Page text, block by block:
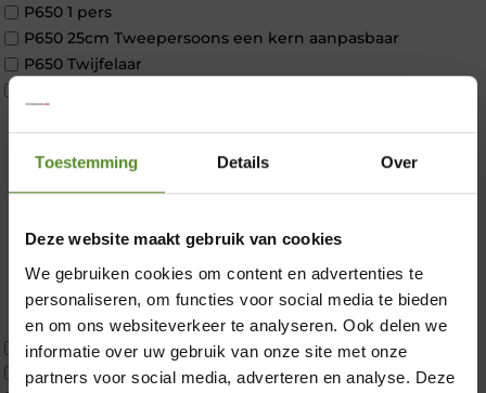
Toestemming Details Over
Deze website maakt gebruik van cookies
We gebruiken cookies om content en advertenties te
personaliseren, om functies voor social media te bieden
en om ons websiteverkeer te analyseren. Ook delen we
informatie over uw gebruik van onze site met onze
partners voor social media, adverteren en analyse. Deze
P650 1 pers
P650 25cm Tweepersoons een kern aanpasbaar
P650 Twijfelaar
2 personen
2 personen split
Materiaal
Koudschuim
Latex
Traagschuim
Tweepersoons 1 kern
Tweepersoons 1 kern product
×